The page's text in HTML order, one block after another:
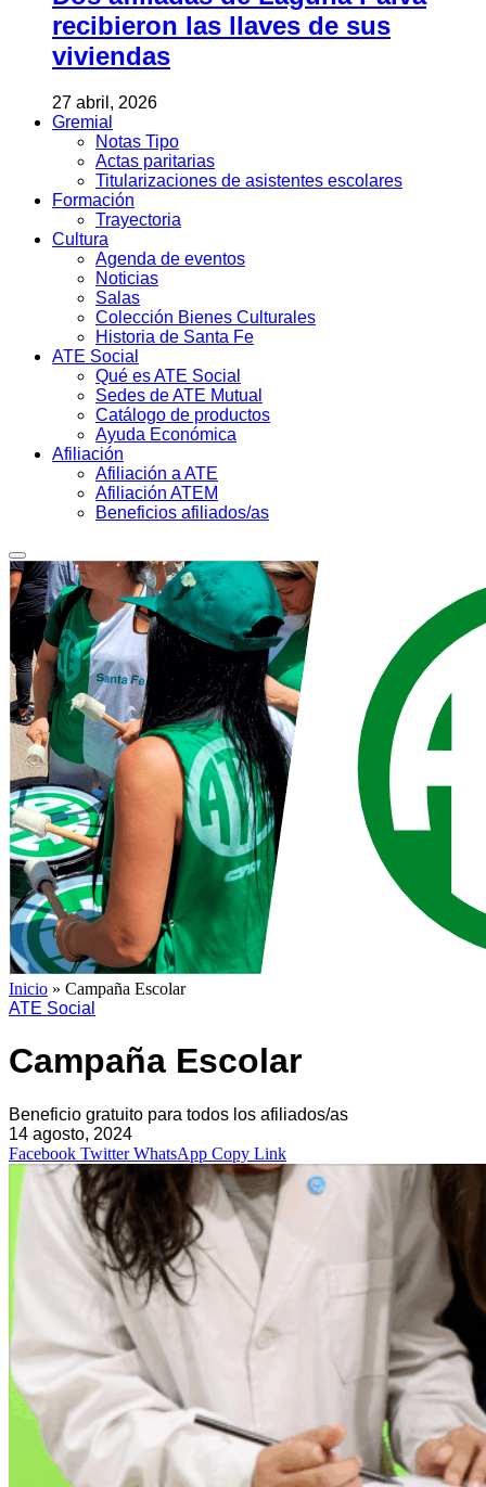
recibieron las llaves de sus
viviendas
27 abril, 2026
Gremial
Notas Tipo
Actas paritarias
Titularizaciones de asistentes escolares
Formación
Trayectoria
Cultura
Agenda de eventos
Noticias
Salas
Colección Bienes Culturales
Historia de Santa Fe
ATE Social
Qué es ATE Social
Sedes de ATE Mutual
Catálogo de productos
Ayuda Económica
Afiliación
Afiliación a ATE
Afiliación ATEM
Beneficios afiliados/as
Inicio » Campaña Escolar
ATE Social
Campaña Escolar
Beneficio gratuito para todos los afiliados/as
14 agosto, 2024
Facebook Twitter WhatsApp Copy Link